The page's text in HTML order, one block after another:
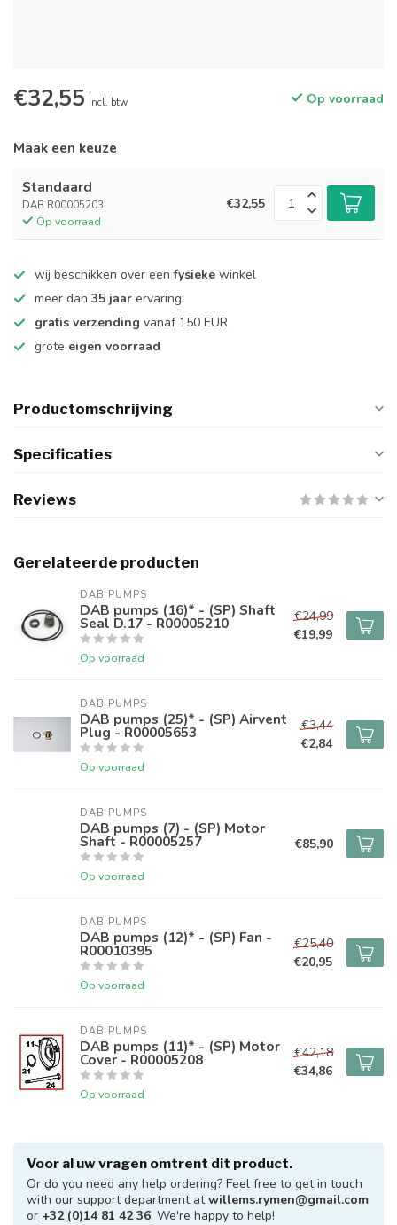
€32,55 Incl. btw Op voorraad
Maak een keuze
Standaard
DAB R00005203
Op voorraad
€32,55
wij beschikken over eenfysieke winkel
meer dan 35 jaar ervaring
gratis verzending vanaf 150 EUR
grote eigen voorraad
Productomschrijving
Specificaties
Reviews
Gerelateerde producten
DAB PUMPS
DAB pumps (16)* - (SP) Shaft
Seal D.17 - R00005210
Op voorraad
€24,99
€19,99
DAB PUMPS
DAB pumps (25)* - (SP) Airvent
Plug - R00005653
Op voorraad
€3,44
€2,84
DAB PUMPS
DAB pumps (7) - (SP) Motor
Shaft - R00005257
Op voorraad
€85,90
DAB PUMPS
DAB pumps (12)* - (SP) Fan -
R00010395
Op voorraad
€25,40
€20,95
DAB PUMPS
DAB pumps (11)* - (SP) Motor
Cover - R00005208
Op voorraad
€42,18
€34,86
Voor al uw vragen omtrent dit product.
Or do you need any help ordering? Feel free to get in touch
with our support department atwillems.rymen@gmail.com
or +32 (0)14 81 42 36. We're happy to help!